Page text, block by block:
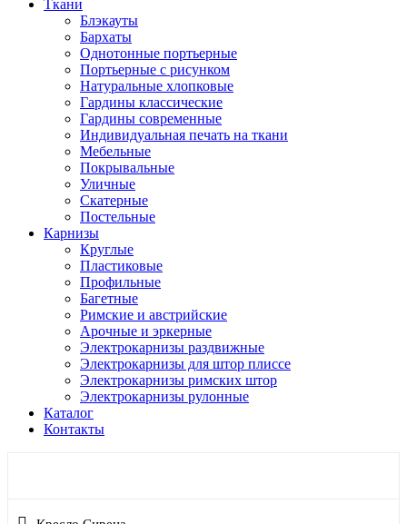
Ткани
Блэкауты
Бархаты
Однотонные портьерные
Портьерные с рисунком
Натуральные хлопковые
Гардины классические
Гардины современные
Индивидуальная печать на ткани
Мебельные
Покрывальные
Уличные
Скатерные
Постельные
Карнизы
Круглые
Пластиковые
Профильные
Багетные
Римские и австрийские
Арочные и эркерные
Электрокарнизы раздвижные
Электрокарнизы для штор плиссе
Электрокарнизы римских штор
Электрокарнизы рулонные
Каталог
Контакты